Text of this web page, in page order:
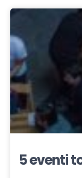
5 eventi